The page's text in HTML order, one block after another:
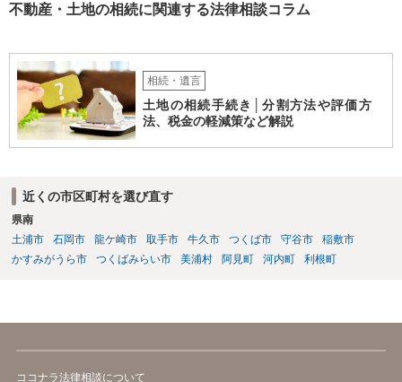
不動産・土地の相続に関連する法律相談コラム
相続・遺言
土地の相続手続き│分割方法や評価方
法、税金の軽減策など解説
近くの市区町村を選び直す
県南
土浦市
石岡市 龍ケ崎市 取手市 牛久市 つくば市 守谷市
稲敷市
かすみがうら市
つくばみらい市 美浦村 阿見町 河内町 利根町
ココナラ法律相談について